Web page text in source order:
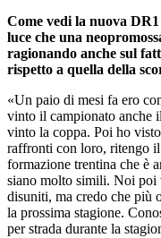
Come vedi la nuova
luce che una
ragionando anche sul
rispetto a quella della
«Un paio di mesi fa ero
vinto il campionato anche
vinto la coppa. Poi ho
raffronti con loro, ritengo il
formazione trentina che è
siano molto simili. Noi poi
disuniti, ma credo che più
la prossima stagione.
per strada durante la